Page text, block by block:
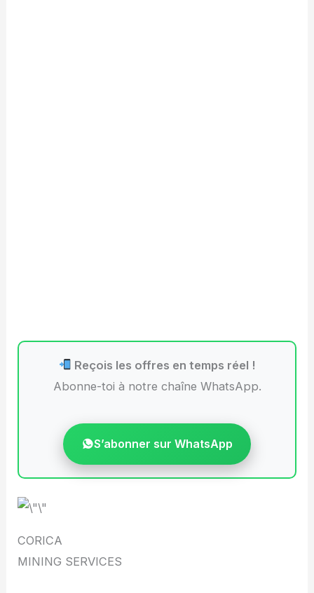
Reçois les offres en temps réel !
Abonne-toi à notre chaîne WhatsApp.
S’abonner sur WhatsApp
CORICA
MINING SERVICES